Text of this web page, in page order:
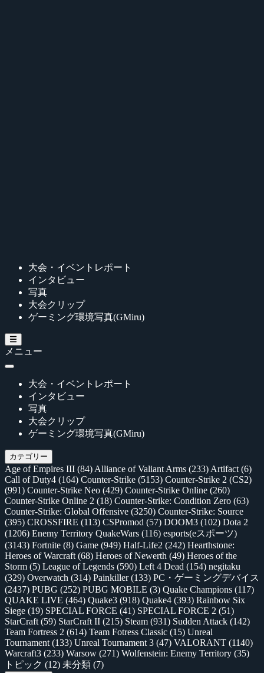
大会・イベントレポート
インタビュー
写真
大会クリップ
ゲーミング環境写真(GMiru)
メニュー
大会・イベントレポート
インタビュー
写真
大会クリップ
ゲーミング環境写真(GMiru)
カテゴリー
Age of Empires III (84) Alliance of Valiant Arms (233) Artifact (6)
Call of Duty4 (164) Counter-Strike (5153) Counter-Strike 2 (CS2)
(991) Counter-Strike Neo (429) Counter-Strike Online (260)
Counter-Strike Online 2 (18) Counter-Strike: Condition Zero (63)
Counter-Strike: Global Offensive (3250) Counter-Strike: Source
(395) CROSSFIRE (113) CSPromod (57) DOOM3 (102) Dota 2
(1206) Enemy Territory QuakeWars (116) esports(eスポーツ)
(3143) Fortnite (8) Game (949) Half-Life2 (242) Hearthstone:
Heroes of Warcraft (68) Heroes of Newerth (49) Heroes of the
Storm (5) League of Legends (590) Left 4 Dead (154) negitaku
(329) Overwatch (314) Painkiller(133) PC・ゲーミングデバイス
(2437) PUBG (252) PUBG MOBILE (3) Quake Champions (117)
QUAKE LIVE (464) Quake3 (918) Quake4 (393) Rainbow Six
Siege (19) SPECIAL FORCE (41) SPECIAL FORCE 2 (51)
StarCraft (59) StarCraft II (215) Steam (931) Sudden Attack (142)
Team Fortress 2 (614) Team Fotress Classic (15) Unreal
Tournament (133) Unreal Tournament 3 (47) VALORANT (1140)
Warcraft3 (233) Warsow (271) Wolfenstein: Enemy Territory (35)
トピック (12) 未分類 (7)